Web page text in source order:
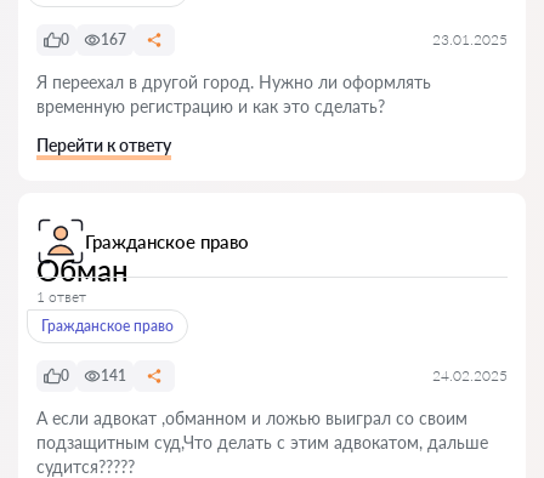
0 167 23.01.2025
Я переехал в другой город. Нужно ли оформлять
временную регистрацию и как это сделать?
Перейти к ответу
Гражданское право
Обман
1 ответ
Гражданское право
0 141 24.02.2025
А если адвокат ,обманнoм и ложью выиграл со своим
подзащитным суд,Что делать с этим адвокатом, дальше
судится?????